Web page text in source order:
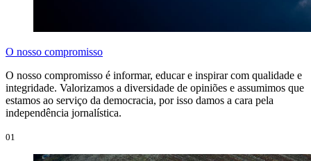
O nosso compromisso
O nosso compromisso é informar, educar e inspirar com qualidade e
integridade. Valorizamos a diversidade de opiniões e assumimos que
estamos ao serviço da democracia, por isso damos a cara pela
independência jornalística.
01